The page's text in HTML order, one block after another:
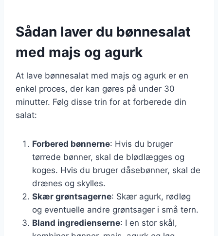
Sådan laver du bønnesalat
med majs og agurk
At lave bønnesalat med majs og agurk er en
enkel proces, der kan gøres på under 30
minutter. Følg disse trin for at forberede din
salat:
Forbered bønnerne: Hvis du bruger
tørrede bønner, skal de blødlægges og
koges. Hvis du bruger dåsebønner, skal de
drænes og skylles.
Skær grøntsagerne: Skær agurk, rødløg
og eventuelle andre grøntsager i små tern.
Bland ingredienserne: I en stor skål,